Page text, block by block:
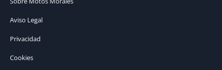
Aviso Legal
Privacidad
Cookies